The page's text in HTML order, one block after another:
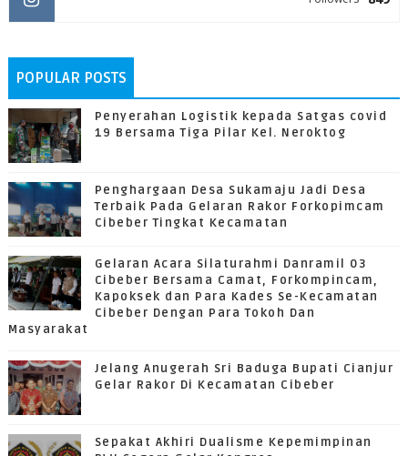
POPULAR POSTS
Penyerahan Logistik kepada Satgas covid
19 Bersama Tiga Pilar Kel. Neroktog
Penghargaan Desa Sukamaju Jadi Desa
Terbaik Pada Gelaran Rakor Forkopimcam
Cibeber Tingkat Kecamatan
Gelaran Acara Silaturahmi Danramil 03
Cibeber Bersama Camat, Forkompincam,
Kapoksek dan Para Kades Se-Kecamatan
Cibeber Dengan Para Tokoh Dan
Masyarakat
Jelang Anugerah Sri Baduga Bupati Cianjur
Gelar Rakor Di Kecamatan Cibeber
Sepakat Akhiri Dualisme Kepemimpinan